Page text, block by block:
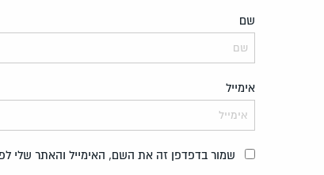
שם
אימייל
שמור בדפדפן זה את השם, האימייל והאתר שלי